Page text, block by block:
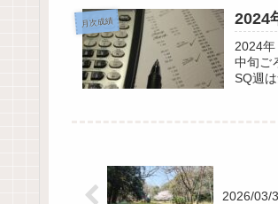
月次成績 2024
2024
中旬ご
SQ週
2026/03/